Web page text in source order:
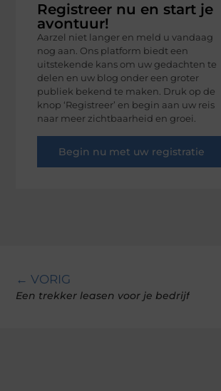
Registreer nu en start je
avontuur!
Aarzel niet langer en meld u vandaag
nog aan. Ons platform biedt een
uitstekende kans om uw gedachten te
delen en uw blog onder een groter
publiek bekend te maken. Druk op de
knop ‘Registreer’ en begin aan uw reis
naar meer zichtbaarheid en groei.
Begin nu met uw registratie
← VORIG
Een trekker leasen voor je bedrijf